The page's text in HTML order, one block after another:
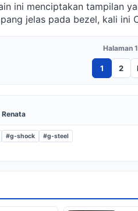
ini menciptakan tampilan
jelas pada bezel, kali ini
Halaman
1 2
#g-shock #g-steel